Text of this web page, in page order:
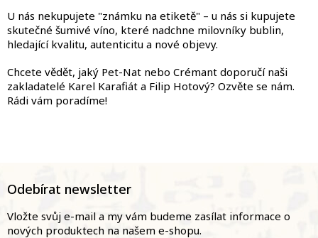
U nás nekupujete "známku na etiketě" – u nás si kupujete
skutečné šumivé víno, které nadchne milovníky bublin,
hledající kvalitu, autenticitu a nové objevy.
Chcete vědět, jaký Pet-Nat nebo Crémant doporučí naši
zakladatelé Karel Karafiát a Filip Hotový? Ozvěte se nám.
Rádi vám poradíme!
a
Odebírat newsletter
Vložte svůj e-mail a my vám budeme zasílat informace o
nových produktech na našem e-shopu.